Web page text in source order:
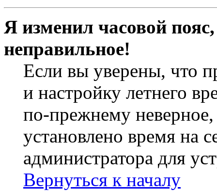
Я изменил часовой
неправильное!
Если вы уверены, что
и настройку летнего
по-прежнему неверное,
установлено время на
администратора для
Вернуться к началу